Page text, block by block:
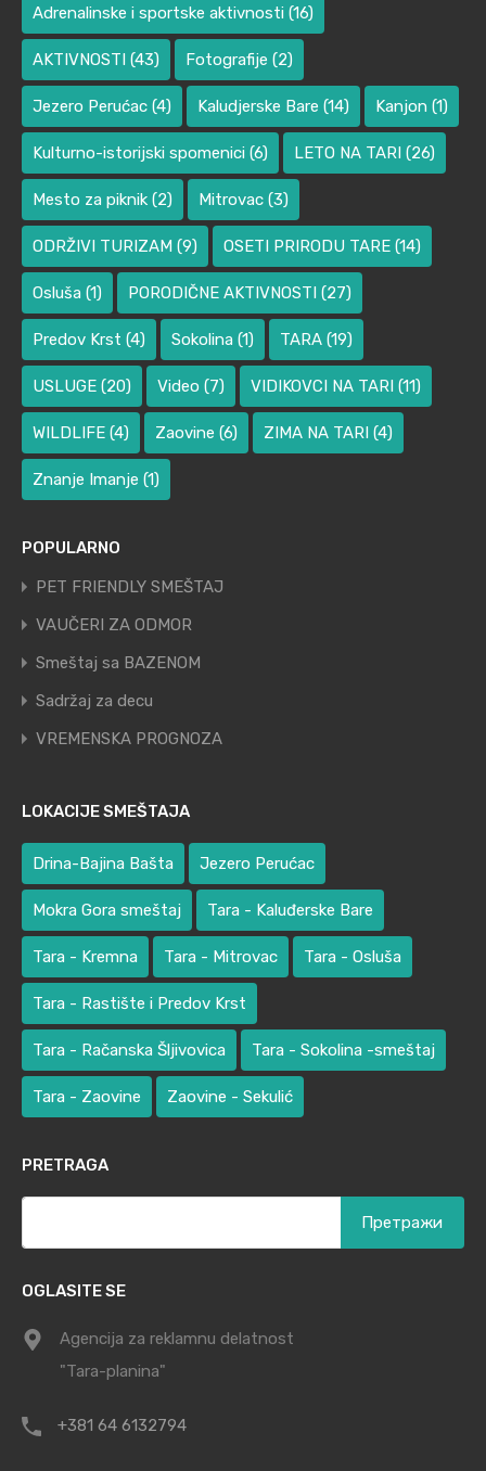
Adrenalinske i sportske aktivnosti (16)
AKTIVNOSTI (43) Fotografije (2)
Jezero Perućac (4) Kaludjerske Bare (14) Kanjon (1)
Kulturno-istorijski spomenici (6) LETO NA TARI (26)
Mesto za piknik (2) Mitrovac (3)
ODRŽIVI TURIZAM (9) OSETI PRIRODU TARE (14)
Osluša (1) PORODIČNE AKTIVNOSTI (27)
Predov Krst (4) Sokolina (1) TARA (19)
USLUGE (20) Video (7) VIDIKOVCI NA TARI (11)
WILDLIFE (4) Zaovine (6) ZIMA NA TARI (4)
Znanje Imanje (1)
POPULARNO
PET FRIENDLY SMEŠTAJ
VAUČERI ZA ODMOR
Smeštaj sa BAZENOM
Sadržaj za decu
VREMENSKA PROGNOZA
LOKACIJE SMEŠTAJA
Drina-Bajina Bašta Jezero Perućac
Mokra Gora smeštaj Tara - Kaluđerske Bare
Tara - Kremna Tara - Mitrovac Tara - Osluša
Tara - Rastište i Predov Krst
Tara - Račanska Šljivovica Tara - Sokolina -smeštaj
Tara - Zaovine Zaovine - Sekulić
PRETRAGA
OGLASITE SE
Agencija za reklamnu delatnost
"Tara-planina"
+381 64 6132794